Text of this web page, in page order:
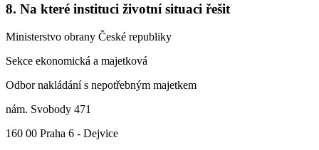
8. Na které instituci životní situaci řešit
Ministerstvo obrany České republiky
Sekce ekonomická a majetková
Odbor nakládání s nepotřebným majetkem
nám. Svobody 471
160 00 Praha 6 - Dejvice